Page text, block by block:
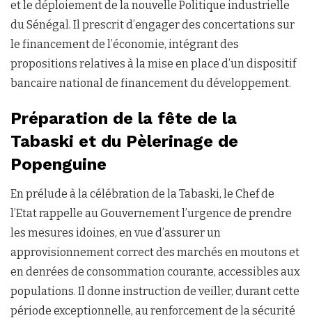
et le déploiement de la nouvelle Politique industrielle
du Sénégal. Il prescrit d’engager des concertations sur
le financement de l’économie, intégrant des
propositions relatives à la mise en place d’un dispositif
bancaire national de financement du développement.
Préparation de la fête de la
Tabaski et du Pèlerinage de
Popenguine
En prélude à la célébration de la Tabaski, le Chef de
l’Etat rappelle au Gouvernement l’urgence de prendre
les mesures idoines, en vue d’assurer un
approvisionnement correct des marchés en moutons et
en denrées de consommation courante, accessibles aux
populations. Il donne instruction de veiller, durant cette
période exceptionnelle, au renforcement de la sécurité